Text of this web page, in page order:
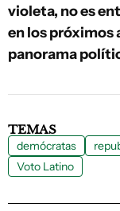
violeta, no es
en los próximos
panorama
TEMAS
demócratas
Voto Latino